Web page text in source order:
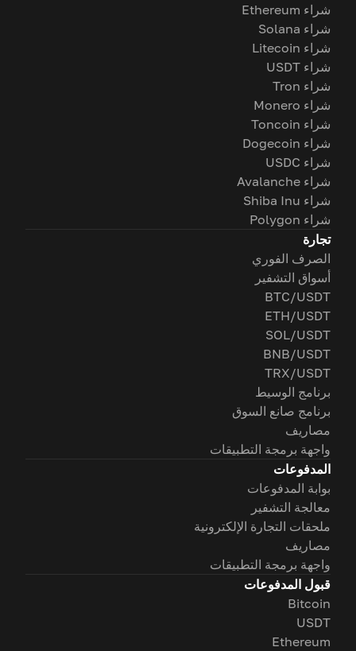
شراء Ethereum
شراء Solana
شراء Litecoin
شراء USDT
شراء Tron
شراء Monero
شراء Toncoin
شراء Dogecoin
شراء USDC
شراء Avalanche
شراء Shiba Inu
شراء Polygon
تجارة
الصرف الفوري
أسواق التشفير
BTC/USDT
ETH/USDT
SOL/USDT
BNB/USDT
TRX/USDT
برنامج الوسيط
برنامج صانع السوق
مصاريف
واجهة برمجة التطبيقات
المدفوعات
بوابة المدفوعات
معالجة التشفير
ملحقات التجارة الإلكترونية
مصاريف
واجهة برمجة التطبيقات
قبول المدفوعات
Bitcoin
USDT
Ethereum